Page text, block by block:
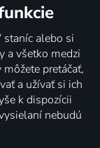
alebo si
a všetko medzi
pretáčať,
a užívať si ich
k dispozícii
nebudú